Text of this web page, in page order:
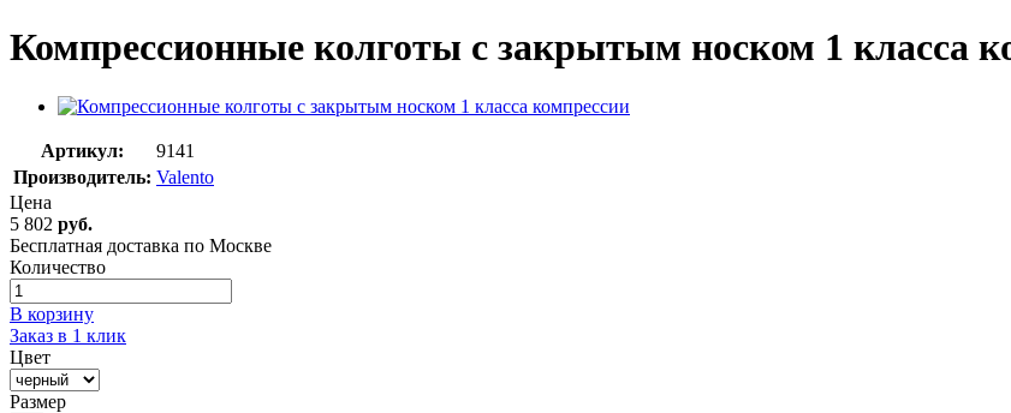
Компрессионные колготы с закрытым носком 1 класса
Артикул:
9141
Производитель: Valento
Цена
5 802 руб.
Бесплатная доставка по Москве
Количество
В корзину
Заказ в 1 клик
Цвет
Размер